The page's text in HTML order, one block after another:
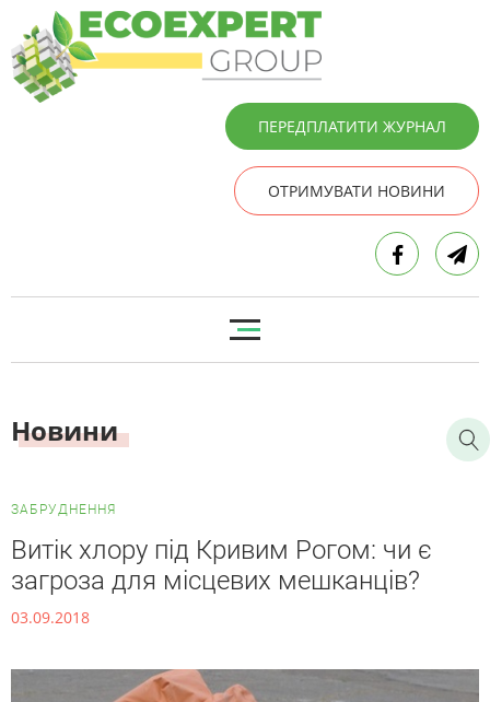
ПЕРЕДПЛАТИТИ ЖУРНАЛ
ОТРИМУВАТИ НОВИНИ
Новини
ЗАБРУДНЕННЯ
Витік хлору під Кривим Рогом: чи є
загроза для місцевих мешканців?
03.09.2018